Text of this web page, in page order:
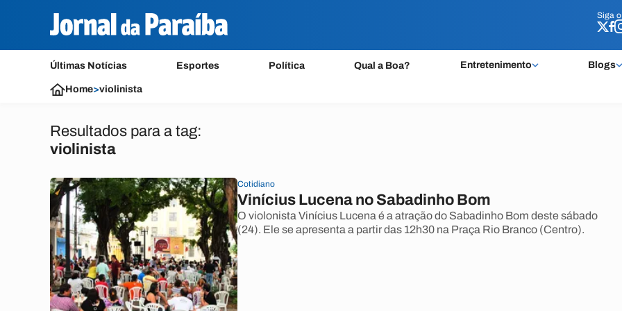
Siga o
Últimas Notícias Esportes Política Qual a Boa? Entretenimento Blogs
Siga o
Home>violinista
Resultados para a tag:
violinista
Cotidiano
Vinícius Lucena no Sabadinho Bom
O violonista Vinícius Lucena é a atração do Sabadinho Bom deste sábado
(24). Ele se apresenta a partir das 12h30 na Praça Rio Branco (Centro).